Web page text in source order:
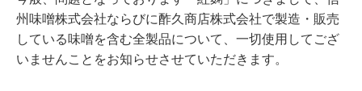
州味噌株式会社ならびに酢久商店株式会社で製造・販売
している味噌を含む全製品について、一切使用してござ
いませんことをお知らせさせていただきます。